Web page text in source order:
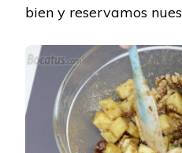
bien y reservamos